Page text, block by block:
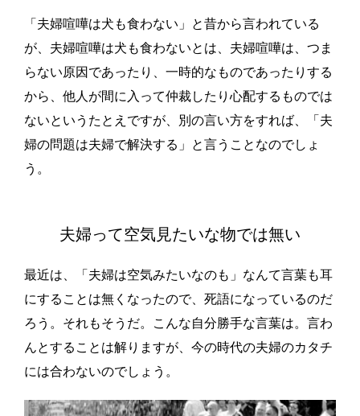
「夫婦喧嘩は犬も食わない」と昔から言われている
が、夫婦喧嘩は犬も食わないとは、夫婦喧嘩は、つま
らない原因であったり、一時的なものであったりする
から、他人が間に入って仲裁したり心配するものでは
ないというたとえですが、別の言い方をすれば、「夫
婦の問題は夫婦で解決する」と言うことなのでしょ
う。
夫婦って空気見たいな物では無い
最近は、「夫婦は空気みたいなのも」なんて言葉も耳
にすることは無くなったので、死語になっているのだ
ろう。それもそうだ。こんな自分勝手な言葉は。言わ
んとすることは解りますが、今の時代の夫婦のカタチ
には合わないのでしょう。